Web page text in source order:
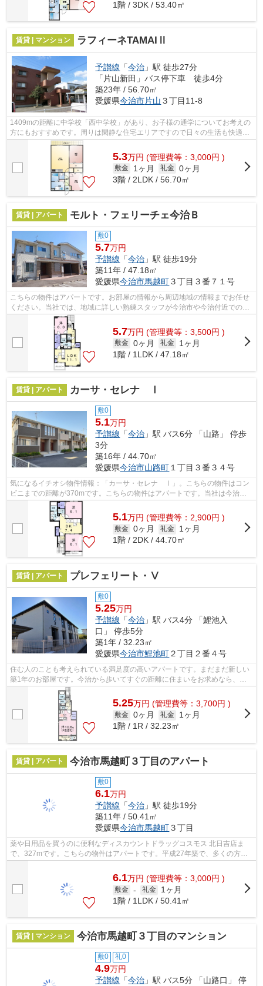
1階 / 3DK / 53.40㎡
賃貸 | マンション ラフィーネTAMAIⅡ
予讃線 「今治 」駅 徒歩27分
「片山新田」バス停下車 徒歩4分
築23年 / 56.70㎡
愛媛県今治市片山 ３丁目11-8
1409mの距離に中学校「西中学校」があり、お子様の通学についてお考えの
方にもおすすめです。周りは閑静な住宅エリアですので日々の生活も快適で
す。敷地内には使いやすいごみ置き場も...
5.3万円 (管理費等：3,000円 )
敷金 1ヶ月 礼金 0ヶ月
3階 / 2LDK / 56.70㎡
賃貸 | アパート モルト・フェリーチェ今治Ｂ
敷0
5.7万円
予讃線 「今治 」駅 徒歩19分
築11年 / 47.18㎡
愛媛県今治市馬越町３丁目３番７１号
こちらの物件はアパートです。お部屋の情報から周辺地域の情報までお任せ
ください。当社では、地域に詳しい熟練スタッフが今治市や今治付近でのお
部屋探しをサポート致します。
5.7万円 (管理費等：3,500円 )
敷金 0ヶ月 礼金
1ヶ月
1階 / 1LDK / 47.18㎡
賃貸 | アパート カーサ・セレナ Ⅰ
敷0
5.1万円
予讃線 「今治 」駅 バス6分 「山路」 停歩
3分
築16年 / 44.70㎡
愛媛県今治市山路町 １丁目３番３４号
気になるイチオシ物件情報：「カーサ・セレナ Ⅰ」。こちらの物件はコン
ビニまでの距離が370mです。こちらの物件はアパートです。当社は今治市
エリアに特化し、多種多様な賃貸物件情報...
5.1万円 (管理費等：2,900円 )
敷金 0ヶ月 礼金
1ヶ月
1階 / 2DK / 44.70㎡
賃貸 | アパート プレフェリート・Ⅴ
敷0
5.25万円
予讃線 「今治 」駅 バス4分 「鯉池入
口」 停歩5分
築1年 / 32.23㎡
愛媛県今治市鯉池町２丁目２番４号
住む人のことも考えられている満足度の高いアパートです。まだまだ新しい
築1年のお部屋です。今治から歩いてすぐの距離に住まいをお求めなら、当
社で住まい探しを行ってください。たく...
5.25万円 (管理費等：3,700円 )
敷金 0ヶ月 礼金
1ヶ月
1階 / 1R / 32.23㎡
賃貸 | アパート 今治市馬越町３丁目のアパート
敷0
6.1万円
予讃線 「今治 」駅 徒歩19分
築11年 / 50.41㎡
愛媛県今治市馬越町３丁目
薬や日用品を買うのに便利なディスカウントドラッグコスモス 北日吉店ま
で、327mです。こちらの物件はアパートです。平成27年築で、多くの方が
6.1万円 (管理費等：3,000円 )
敷金 - 礼金
1ヶ月
1階 / 1LDK / 50.41㎡
賃貸 | マンション 今治市馬越町３丁目のマンション
敷0 礼0
4.9万円
予讃線 「今治 」駅 バス5分 「山路口」 停